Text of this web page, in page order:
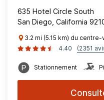
635 Hotel Circle South
San Diego, California
3.2 mi (5.15 km) du
4.40
(2351
Stationnement